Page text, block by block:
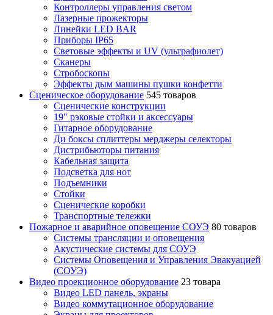
Контроллеры управления светом
Лазерные прожекторы
Линейки LED BAR
Приборы IP65
Световые эффекты и UV (ультрафиолет)
Сканеры
Стробоскопы
Эффекты дым машины пушки конфетти
Сценическое оборудование 545 товаров
Сценические конструкции
19" рэковые стойки и аксесcуары
Гитарное оборудование
Ди боксы сплиттеры мерджеры селекторы
Дистрибьюторы питания
Кабельная защита
Подсветка для нот
Подъемники
Стойки
Сценические коробки
Транспортные тележки
Пожарное и аварийное оповещение СОУЭ 80 товаров
Cистемы трансляции и оповещения
Акустические системы для СОУЭ
Системы Оповещения и Управления Эвакуацией
(СОУЭ)
Видео проекционное оборудование 23 товара
Видео LED панель, экраны
Видео коммутационное оборудование